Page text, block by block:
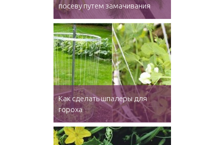
посеву путем замачивания
Как сделать шпалеры для
гороха